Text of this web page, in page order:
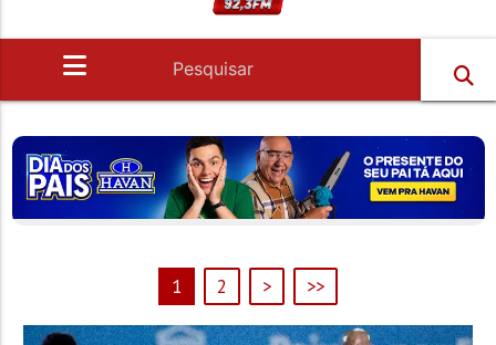
1 2 > >>